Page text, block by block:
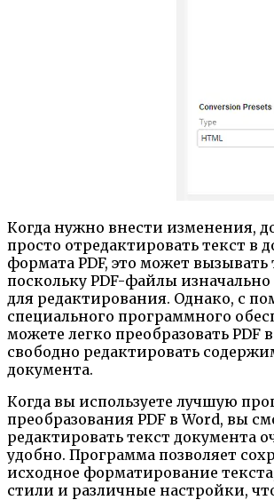
Когда нужно внести изменения,
просто отредактировать текст в
формата PDF, это может вызывать
поскольку PDF-файлы изначально
для редактирования. Однако, с
специального программного
можете легко преобразовать PDF
свободно редактировать
документа.
Когда вы используете лучшую
преобразования PDF в Word, вы
редактировать текст документа
удобно. Программа позволяет
исходное форматирование
стили и различные настройки,